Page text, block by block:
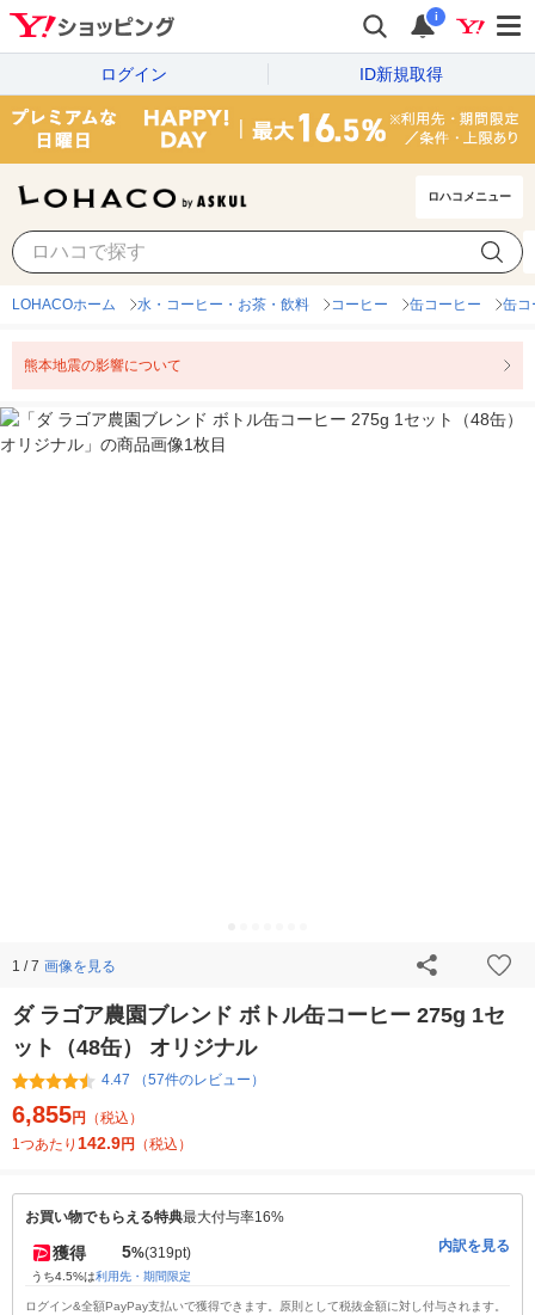
i
ログイン ID新規取得
ロハコメニュー
LOHACOホーム 水・コーヒー・お茶・飲料 コーヒー 缶コーヒー 缶コ
熊本地震の影響について
1 / 7 画像を見る
ダ ラゴア農園ブレンド ボトル缶コーヒー 275g 1セ
ット（48缶） オリジナル
4.47 （57件のレビュー）
6,855円
（税込）
1つあたり 142.9円 （税込）
お買い物でもらえる特典最大付与率16%
獲得 5%(319pt)
うち4.5%は利用先・期間限定
内訳を見る
ログイン&全額PayPay支払いで獲得できます。原則として税抜金額に対し付与されます。